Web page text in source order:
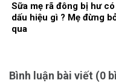
Sữa mẹ rã đông bị hư có
dấu hiệu gì ? Mẹ đừng
qua
Bình luận bài viết (0